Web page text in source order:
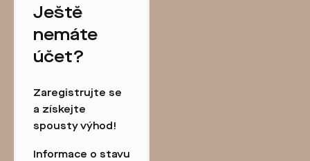
Ještě
nemáte
účet?
Zaregistrujte se
a získejte
spousty výhod!
Informace o stavu